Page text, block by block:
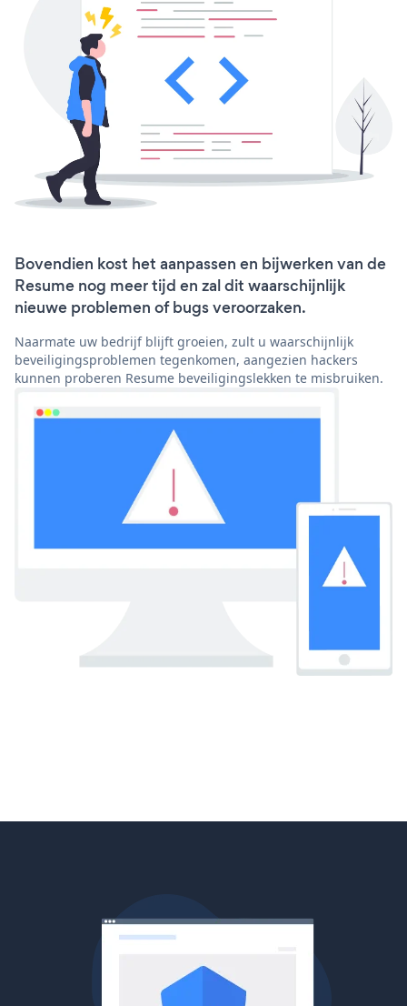
Bovendien kost het aanpassen en bijwerken van de
Resume nog meer tijd en zal dit waarschijnlijk
nieuwe problemen of bugs veroorzaken.
Naarmate uw bedrijf blijft groeien, zult u waarschijnlijk
beveiligingsproblemen tegenkomen, aangezien hackers
kunnen proberen Resume beveiligingslekken te misbruiken.